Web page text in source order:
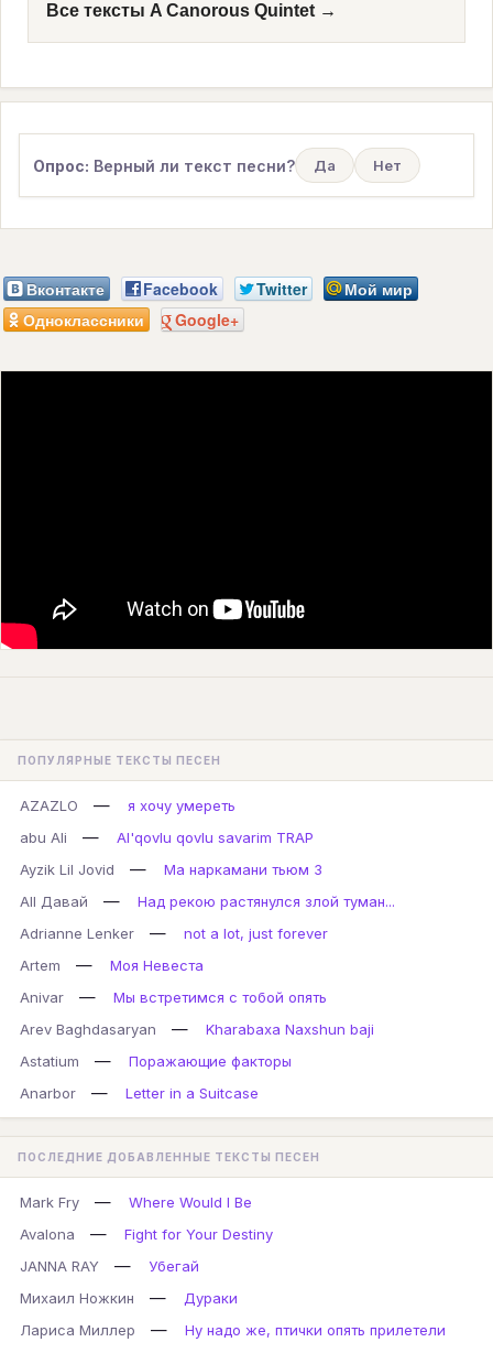
Все тексты A Canorous Quintet →
Опрос: Верный ли текст песни? Да Нет
Вконтакте Facebook Twitter
Мой мир
Одноклассники
Google+
ПОПУЛЯРНЫЕ ТЕКСТЫ ПЕСЕН
AZAZLO —
я хочу умереть
abu Ali
—
Al'qovlu qovlu savarim TRAP
Ayzik Lil Jovid
—
Ма наркамани тьюм 3
All Давай
—
Над рекою растянулся злой туман...
Adrianne Lenker
—
not a lot, just forever
Artem
—
Моя Невеста
Anivar
—
Мы встретимся с тобой опять
Arev Baghdasaryan
—
Kharabaxa Naxshun baji
Astatium
—
Поражающие факторы
Anarbor
— Letter in a Suitcase
ПОСЛЕДНИЕ ДОБАВЛЕННЫЕ ТЕКСТЫ ПЕСЕН
Mark Fry —
Where Would I Be
Avalona
—
Fight for Your Destiny
JANNA RAY
—
Убегай
Михаил Ножкин
—
Дураки
Лариса Миллер
— Ну надо же, птички опять прилетели